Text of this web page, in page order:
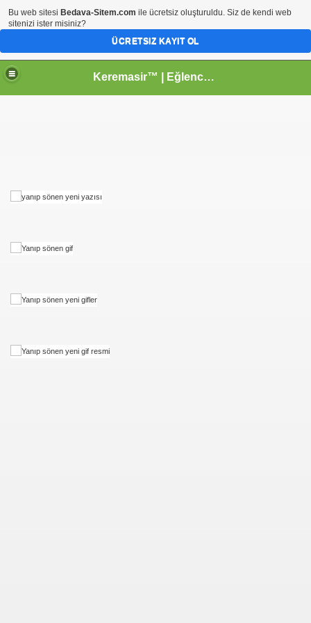
Keremasir™ | Eğlenceyi paylaş
Bu web sitesi Bedava-Sitem.com ile ücretsiz oluşturuldu. Siz de kendi web
sitenizi ister misiniz?
ÜCRETSIZ KAYIT OL